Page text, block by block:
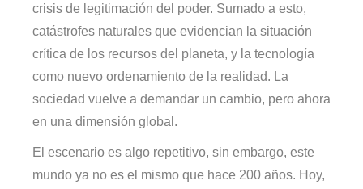
crisis de legitimación del poder. Sumado a esto,
catástrofes naturales que evidencian la situación
crítica de los recursos del planeta, y la tecnología
como nuevo ordenamiento de la realidad. La
sociedad vuelve a demandar un cambio, pero ahora
en una dimensión global.
El escenario es algo repetitivo, sin embargo, este
mundo ya no es el mismo que hace 200 años. Hoy,